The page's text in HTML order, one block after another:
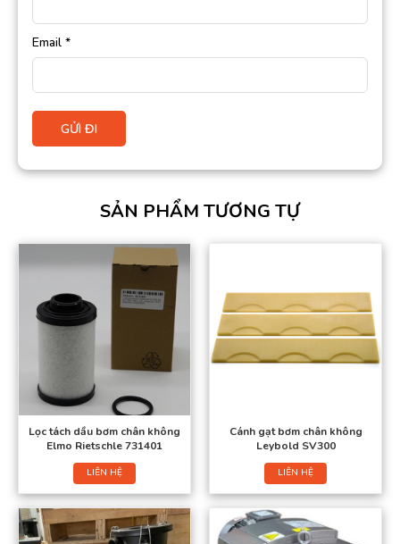
Email *
SẢN PHẨM TƯƠNG TỰ
Lọc tách dầu bơm chân không
Elmo Rietschle 731401
LIÊN HỆ
Cánh gạt bơm chân không
Leybold SV300
LIÊN HỆ